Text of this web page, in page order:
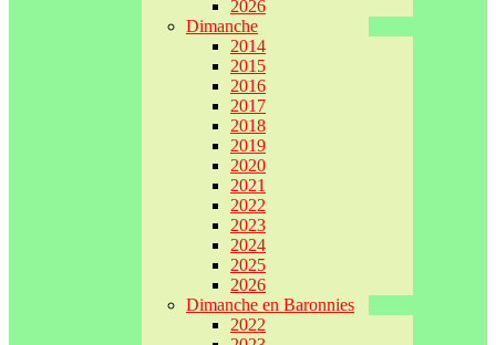
2026
Dimanche
2014
2015
2016
2017
2018
2019
2020
2021
2022
2023
2024
2025
2026
Dimanche en Baronnies
2022